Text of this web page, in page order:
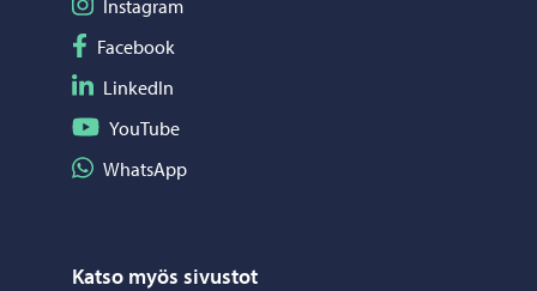
Instagram
Seuraa Facebook
Facebook
Seuraa LinkedIn
LinkedIn
Seuraa YouTube
YouTube
Jaa WhatsApp
WhatsApp
Katso myös sivustot